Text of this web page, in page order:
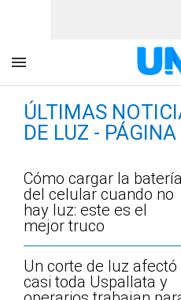
ÚLTIMAS
DE LUZ - PÁGINA
Cómo cargar la batería
del celular cuando no
hay luz: este es el
mejor truco
Un corte de luz afectó
casi toda Uspallata y